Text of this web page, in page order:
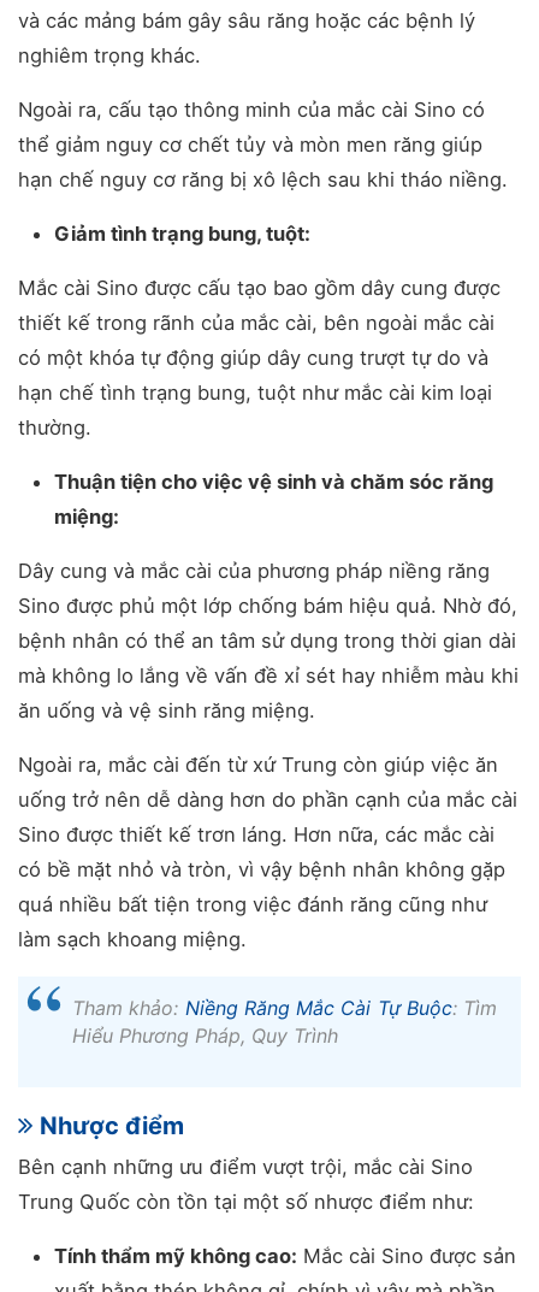
và các mảng bám gây sâu răng hoặc các bệnh lý
nghiêm trọng khác.
Ngoài ra, cấu tạo thông minh của mắc cài Sino có
thể giảm nguy cơ chết tủy và mòn men răng giúp
hạn chế nguy cơ răng bị xô lệch sau khi tháo niềng.
Giảm tình trạng bung, tuột:
Mắc cài Sino được cấu tạo bao gồm dây cung được
thiết kế trong rãnh của mắc cài, bên ngoài mắc cài
có một khóa tự động giúp dây cung trượt tự do và
hạn chế tình trạng bung, tuột như mắc cài kim loại
thường.
Thuận tiện cho việc vệ sinh và chăm sóc răng
miệng:
Dây cung và mắc cài của phương pháp niềng răng
Sino được phủ một lớp chống bám hiệu quả. Nhờ đó,
bệnh nhân có thể an tâm sử dụng trong thời gian dài
mà không lo lắng về vấn đề xỉ sét hay nhiễm màu khi
ăn uống và vệ sinh răng miệng.
Ngoài ra, mắc cài đến từ xứ Trung còn giúp việc ăn
uống trở nên dễ dàng hơn do phần cạnh của mắc cài
Sino được thiết kế trơn láng. Hơn nữa, các mắc cài
có bề mặt nhỏ và tròn, vì vậy bệnh nhân không gặp
quá nhiều bất tiện trong việc đánh răng cũng như
làm sạch khoang miệng.
Tham khảo: Niềng Răng Mắc Cài Tự Buộc: Tìm
Hiểu Phương Pháp, Quy Trình
Nhược điểm
Bên cạnh những ưu điểm vượt trội, mắc cài Sino
Trung Quốc còn tồn tại một số nhược điểm như:
Tính thẩm mỹ không cao: Mắc cài Sino được sản